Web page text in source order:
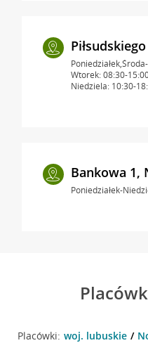
Wtorek: 08:30-
Niedziela: 10:30-
Bankowa 1,
Poniedziałek-
Placówki: woj. lubuskie